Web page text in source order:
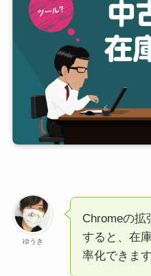
ゆうき
Chromeの拡
すると、在
率化できます